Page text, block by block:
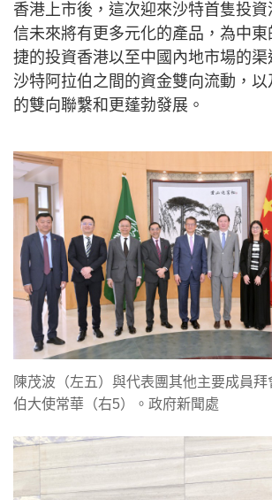
香港上市後，這次迎來沙特首隻投資
信未來將有更多元化的產品，為中
捷的投資香港以至中國內地市場的
沙特阿拉伯之間的資金雙向流動，
的雙向聯繫和更蓬勃發展。
陳茂波（左五）與代表團其他主要成員
伯大使常華（右5）。政府新聞處